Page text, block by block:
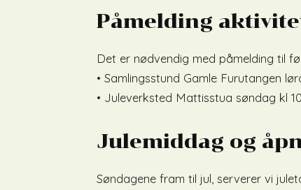
Påmelding
Det er nødvendig med påmelding til
• Samlingsstund Gamle Furutangen
• Juleverksted Mattisstua søndag kl
Julemiddag og
Søndagene fram til jul, serverer vi